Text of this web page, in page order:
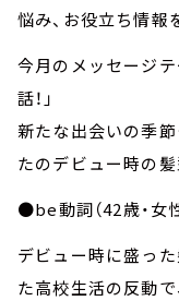
悩み、お役立ち情報
今月のメッセージ
話！」
新たな出会いの季節
たのデビュー時の
●be動詞（42歳・女
デビュー時に盛っ
た高校生活の反動